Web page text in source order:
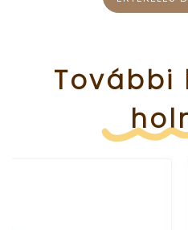
További